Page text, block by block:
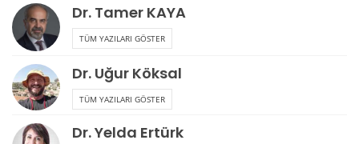
Dr. Tamer KAYA
TÜM YAZILARI GÖSTER
Dr. Uğur Köksal
TÜM YAZILARI GÖSTER
Dr. Yelda Ertürk